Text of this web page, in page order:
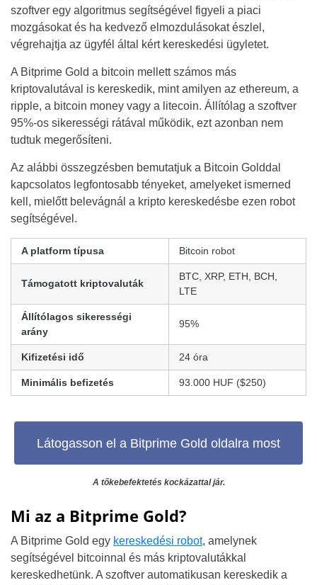
szoftver egy algoritmus segítségével figyeli a piaci
mozgásokat és ha kedvező elmozdulásokat észlel,
végrehajtja az ügyfél által kért kereskedési ügyletet.
A Bitprime Gold a bitcoin mellett számos más
kriptovalutával is kereskedik, mint amilyen az ethereum, a
ripple, a bitcoin money vagy a litecoin. Állítólag a szoftver
95%-os sikerességi rátával működik, ezt azonban nem
tudtuk megerősíteni.
Az alábbi összegzésben bemutatjuk a Bitcoin Golddal
kapcsolatos legfontosabb tényeket, amelyeket ismerned
kell, mielőtt belevágnál a kripto kereskedésbe ezen robot
segítségével.
A platform típusa Bitcoin robot
Támogatott kriptovaluták
BTC, XRP, ETH, BCH,
LTE
Állítólagos sikerességi
arány
95%
Kifizetési idő 24 óra
Minimális befizetés 93.000 HUF ($250)
Látogasson el a Bitprime Gold oldalra most
A tőkebefektetés kockázattal jár.
Mi az a Bitprime Gold?
A Bitprime Gold egy kereskedési robot, amelynek
segítségével bitcoinnal és más kriptovalutákkal
kereskedhetünk. A szoftver automatikusan kereskedik a